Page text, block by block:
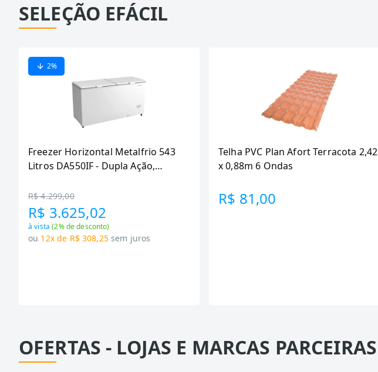
SELEÇÃO EFÁCIL
2%
Freezer Horizontal Metalfrio 543
Litros DA550IF - Dupla Ação,
R$ 4.299,00
R$ 3.625,02
à vista(2% de desconto)
ou 12x de R$ 308,25 sem juros
Telha PVC Plan Afort Terracota 2,42
x 0,88m 6 Ondas
R$ 81,00
OFERTAS - LOJAS E MARCAS PARCEIRAS